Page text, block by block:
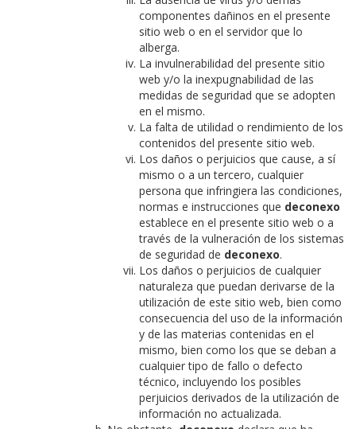
componentes dañinos en el presente
sitio web o en el servidor que lo
alberga.
La invulnerabilidad del presente sitio
web y/o la inexpugnabilidad de las
medidas de seguridad que se adopten
en el mismo.
La falta de utilidad o rendimiento de los
contenidos del presente sitio web.
Los daños o perjuicios que cause, a sí
mismo o a un tercero, cualquier
persona que infringiera las condiciones,
normas e instrucciones que deconexo
establece en el presente sitio web o a
través de la vulneración de los sistemas
de seguridad de deconexo.
Los daños o perjuicios de cualquier
naturaleza que puedan derivarse de la
utilización de este sitio web, bien como
consecuencia del uso de la información
y de las materias contenidas en el
mismo, bien como los que se deban a
cualquier tipo de fallo o defecto
técnico, incluyendo los posibles
perjuicios derivados de la utilización de
información no actualizada.